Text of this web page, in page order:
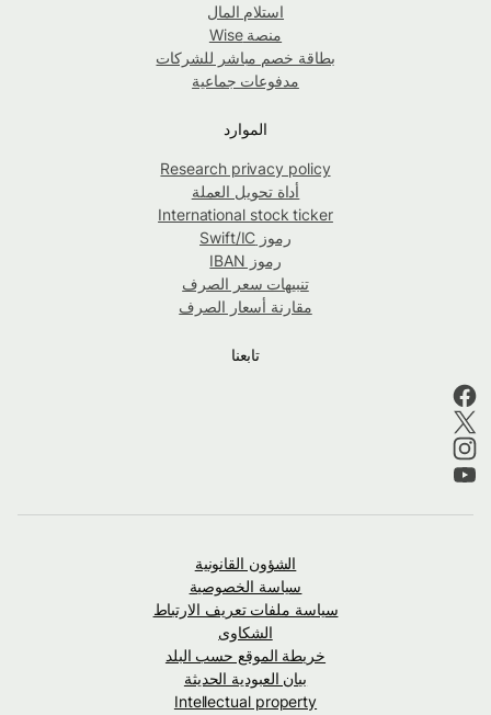
استلام المال
منصة Wise
بطاقة خصم مباشر للشركات
مدفوعات جماعية
الموارد
Research privacy policy
أداة تحويل العملة
International stock ticker
رموز Swift/IC
رموز IBAN
تنبيهات سعر الصرف
مقارنة أسعار الصرف
تابعنا
الشؤون القانونية
سياسة الخصوصية
سياسة ملفات تعريف الارتباط
الشكاوى
خريطة الموقع حسب البلد
بيان العبودية الحديثة
Intellectual property